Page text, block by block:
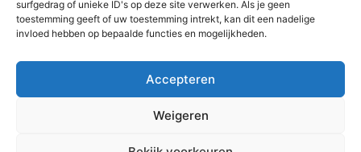
surfgedrag of unieke ID's op deze site verwerken. Als je geen
toestemming geeft of uw toestemming intrekt, kan dit een nadelige
invloed hebben op bepaalde functies en mogelijkheden.
Accepteren
Weigeren